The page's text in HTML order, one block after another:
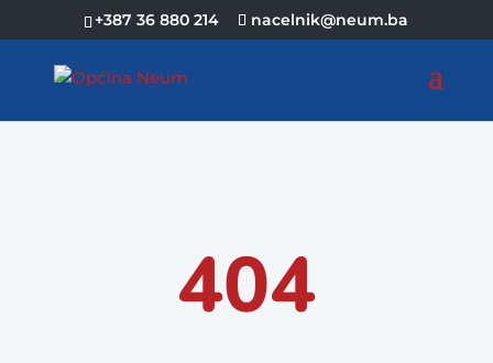
+387 36 880 214 nacelnik@neum.ba
404